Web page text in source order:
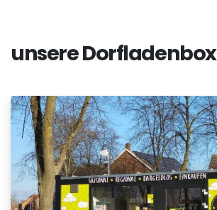
unsere Dorfladenbox